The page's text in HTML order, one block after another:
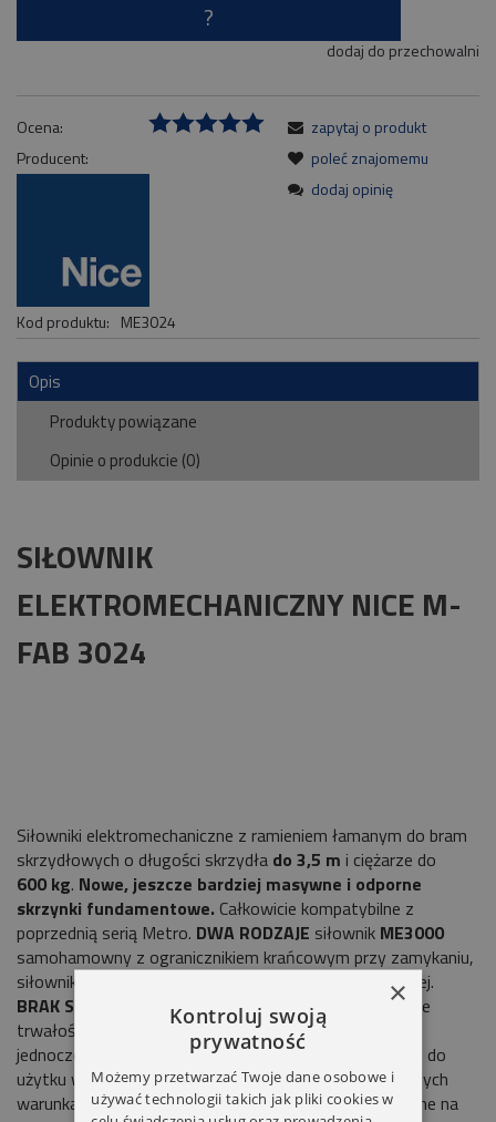
?
dodaj do przechowalni
Ocena:
Producent:
Kod produktu: ME3024
zapytaj o produkt
poleć znajomemu
dodaj opinię
Opis
Produkty powiązane
Opinie o produkcie (0)
SIŁOWNIK
ELEKTROMECHANICZNY NICE M-
FAB 3024
Siłowniki elektromechaniczne z ramieniem łamanym do bram
skrzydłowych o długości skrzydła do 3,5 m i ciężarze do
600 kg. Nowe, jeszcze bardziej masywne i odporne
skrzynki fundamentowe. Całkowicie kompatybilne z
poprzednią serią Metro. DWA RODZAJE siłownik ME3000
samohamowny z ogranicznikiem krańcowym przy zamykaniu,
siłownik
z silnikiem 24 V do pracy intensywnej.
BRAK SPAWANIA OBUDÓW
umożliwiający zwiększenie
trwałości i wytrzymałości: nowe wytłaczane skrzynki
jednoczęściowe wykonane ze stali nierdzewnej, idealne do
użytku w ekstremalnych warunkach oraz w ekstremalnych
warunkach oraz w nowym wykończeniu, bardzo odporne na
×
Kontroluj swoją
prywatność
Możemy przetwarzać Twoje dane osobowe i
używać technologii takich jak pliki cookies w